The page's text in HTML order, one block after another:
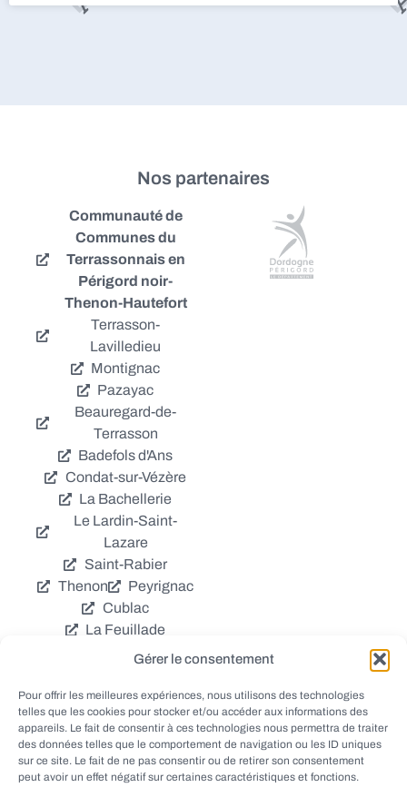
Gérer le consentement
Pour offrir les meilleures expériences, nous utilisons des technologies
telles que les cookies pour stocker et/ou accéder aux informations des
appareils. Le fait de consentir à ces technologies nous permettra de traiter
des données telles que le comportement de navigation ou les ID uniques
sur ce site. Le fait de ne pas consentir ou de retirer son consentement
peut avoir un effet négatif sur certaines caractéristiques et fonctions.
Nos partenaires
Communauté de
Communes du
Terrassonnais en
Périgord noir-
Thenon-Hautefort
Terrasson-
Lavilledieu
Montignac
Pazayac
Beauregard-de-
Terrasson
Badefols d'Ans
Condat-sur-Vézère
La Bachellerie
Le Lardin-Saint-
Lazare
Saint-Rabier
Thenon
Peyrignac
Cublac
La Feuillade
Chavagnac
Coly
Grèzes
Aubas
Villac
Azerat
Ladornac
Tourtoirac